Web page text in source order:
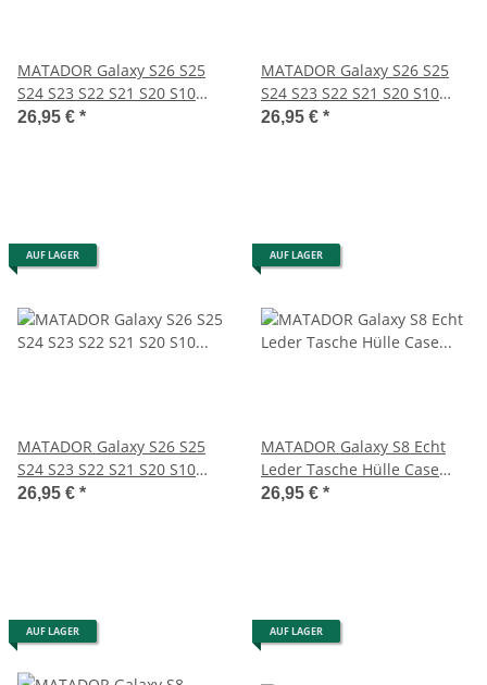
MATADOR Galaxy S26 S25
S24 S23 S22 S21 S20 S10
Leder-Hülle Braun
26,95 € *
MATADOR Galaxy S26 S25
S24 S23 S22 S21 S20 S10
Ledercase Braun
26,95 € *
AUF LAGER
MATADOR Galaxy S26 S25
S24 S23 S22 S21 S20 S10
Ledertasche Braun
26,95 € *
AUF LAGER
MATADOR Galaxy S8 Echt
Leder Tasche Hülle Case
Magnet Schlaufe
26,95 € *
AUF LAGER AUF LAGER